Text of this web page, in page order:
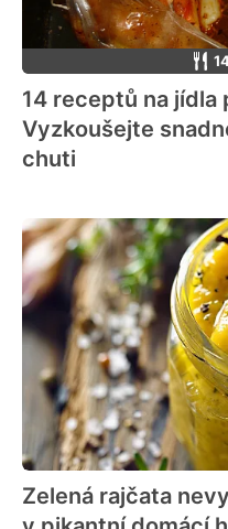
14 receptů na jídla
Vyzkoušejte
chuti
Zelená rajčata